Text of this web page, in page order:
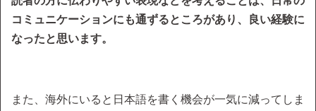
コミュニケーションにも通ずるところがあり、良い経験に
なったと思います。
また、海外にいると日本語を書く機会が一気に減ってしま